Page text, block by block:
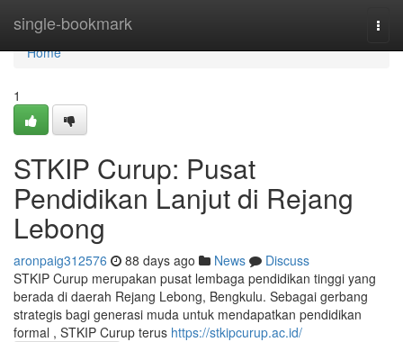
single-bookmark
Home
Home
1
STKIP Curup: Pusat
Pendidikan Lanjut di Rejang
Lebong
aronpaig312576 88 days ago News
Discuss
STKIP Curup merupakan pusat lembaga pendidikan tinggi yang
berada di daerah Rejang Lebong, Bengkulu. Sebagai gerbang
strategis bagi generasi muda untuk mendapatkan pendidikan
formal , STKIP Curup terus https://stkipcurup.ac.id/